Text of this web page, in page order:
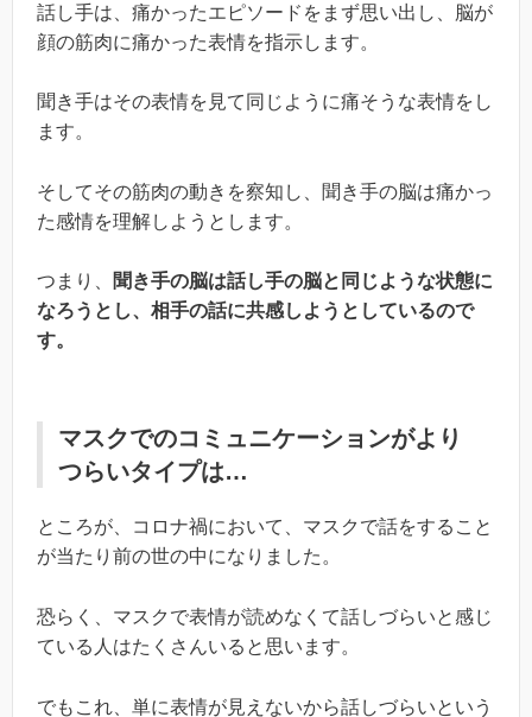
話し手は、痛かったエピソードをまず思い出し、脳が
顔の筋肉に痛かった表情を指示します。
聞き手はその表情を見て同じように痛そうな表情をし
ます。
そしてその筋肉の動きを察知し、聞き手の脳は痛かっ
た感情を理解しようとします。
つまり、
聞き手の脳は話し手の脳と同じような状態に
なろうとし、相手の話に共感しようとしているので
す。
マスクでのコミュニケーションがより
つらいタイプは…
ところが、コロナ禍において、マスクで話をすること
が当たり前の世の中になりました。
恐らく、マスクで表情が読めなくて話しづらいと感じ
ている人はたくさんいると思います。
でもこれ、単に表情が見えないから話しづらいという